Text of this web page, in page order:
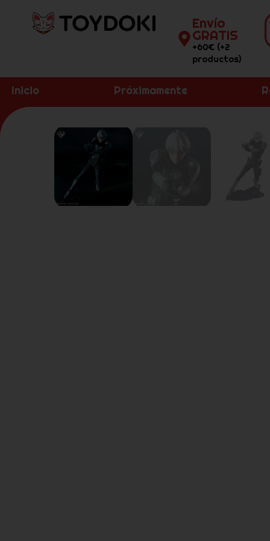
Envío
GRATIS
+60€ (+2
productos)
Inicio Próximamente